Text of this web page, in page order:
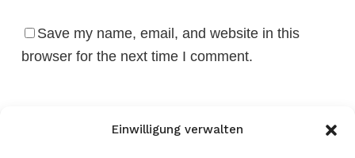
Einwilligung verwalten
Save my name, email, and website in this
browser for the next time I comment.